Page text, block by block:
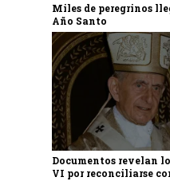
Miles de peregrinos
Año Santo
Documentos revelan
VI por reconciliarse